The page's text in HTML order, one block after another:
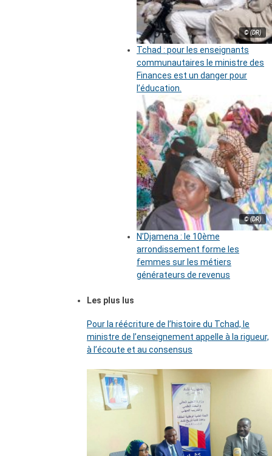
© (DR)
Tchad : pour les enseignants
communautaires le ministre des
Finances est un danger pour
l’éducation.
© (DR)
N’Djamena : le 10ème
arrondissement forme les
femmes sur les métiers
générateurs de revenus
Les plus lus
Pour la réécriture de l’histoire du Tchad, le
ministre de l’enseignement appelle à la rigueur,
à l’écoute et au consensus